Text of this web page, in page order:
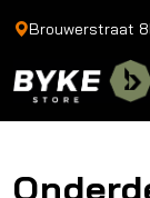
Brouwerstraat